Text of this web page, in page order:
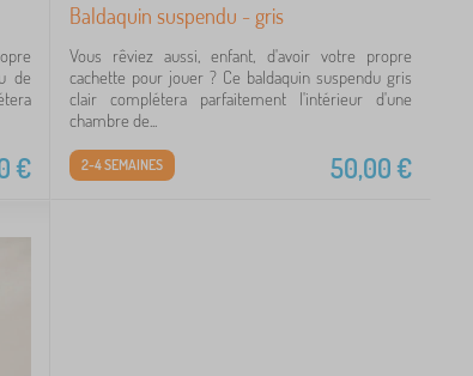
de
€
Baldaquin suspendu - gris
Vous rêviez aussi, enfant, d'avoir votre propre
cachette pour jouer ? Ce baldaquin suspendu gris
clair complétera parfaitement l'intérieur d'une
chambre de...
50,00€
2-4 SEMAINES